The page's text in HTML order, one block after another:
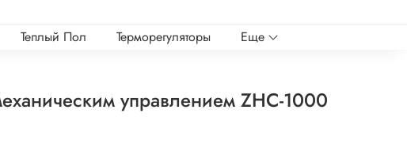
Теплый Пол Терморегуляторы
Еще